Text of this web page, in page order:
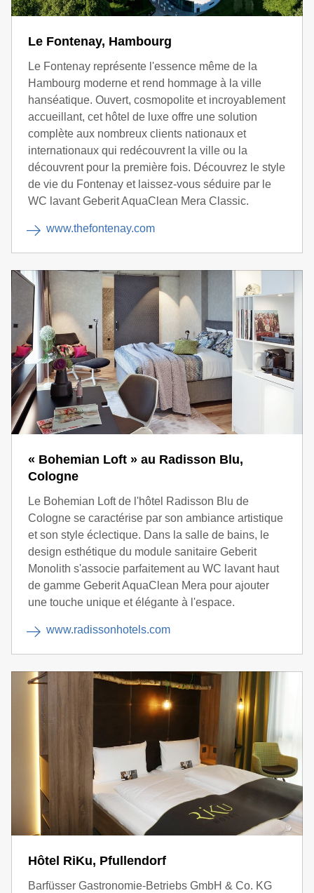
Le Fontenay, Hambourg
Le Fontenay représente l'essence même de la
Hambourg moderne et rend hommage à la ville
hanséatique. Ouvert, cosmopolite et incroyablement
accueillant, cet hôtel de luxe offre une solution
complète aux nombreux clients nationaux et
internationaux qui redécouvrent la ville ou la
découvrent pour la première fois. Découvrez le style
de vie du Fontenay et laissez-vous séduire par le
WC lavant Geberit AquaClean Mera Classic.
www.thefontenay.com
« Bohemian Loft » au Radisson Blu,
Cologne
Le Bohemian Loft de l'hôtel Radisson Blu de
Cologne se caractérise par son ambiance artistique
et son style éclectique. Dans la salle de bains, le
design esthétique du module sanitaire Geberit
Monolith s'associe parfaitement au WC lavant haut
de gamme Geberit AquaClean Mera pour ajouter
une touche unique et élégante à l'espace.
www.radissonhotels.com
Hôtel RiKu, Pfullendorf
Barfüsser Gastronomie-Betriebs GmbH & Co. KG